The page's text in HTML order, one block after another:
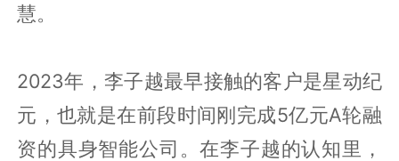
慧。
2023年，李子越最早接触的客户是星动纪
元，也就是在前段时间刚完成5亿元A轮融
资的具身智能公司。在李子越的认知里，